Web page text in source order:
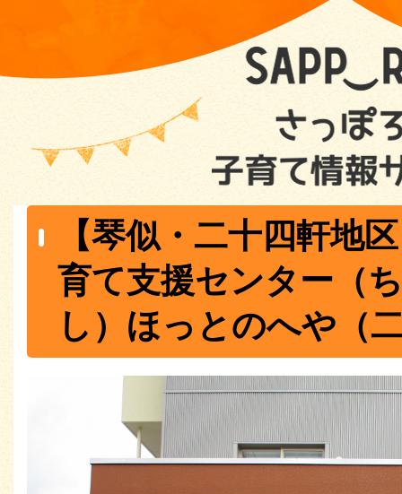
【琴似・二十四軒地
育て支援センター（
し）ほっとのへや（